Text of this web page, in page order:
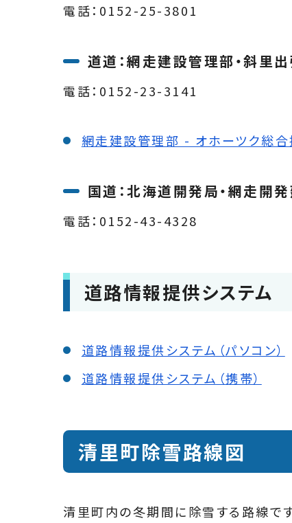
電話：0152-25-3801
道道：網走建設管理部・斜里
電話：0152-23-3141
網走建設管理部 - オホーツク総
国道：北海道開発局・網走開
電話：0152-43-4328
道路情報提供システム
道路情報提供システム（パソコン）
道路情報提供システム（携帯）
清里町除雪路線図
清里町内の冬期間に除雪する路線です